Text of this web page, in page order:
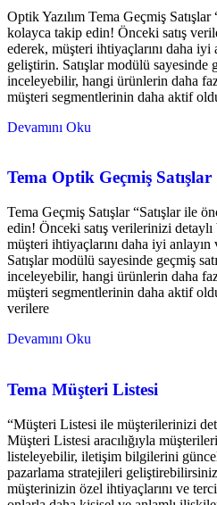
Optik Yazılım Tema Geçmiş Satışlar
kolayca takip edin! Önceki satış
ederek, müşteri ihtiyaçlarını daha iyi
geliştirin. Satışlar modülü sayesinde
inceleyebilir, hangi ürünlerin daha
müşteri segmentlerinin daha aktif
Devamını Oku
Tema Optik Geçmiş Satışlar
Tema Geçmiş Satışlar “Satışlar ile
edin! Önceki satış verilerinizi
müşteri ihtiyaçlarını daha iyi
Satışlar modülü sayesinde geçmiş
inceleyebilir, hangi ürünlerin daha
müşteri segmentlerinin daha aktif
verilere
Devamını Oku
Tema Müşteri Listesi
“Müşteri Listesi ile müşterilerinizi
Müşteri Listesi aracılığıyla
listeleyebilir, iletişim bilgilerini
pazarlama stratejileri
müşterinizin özel ihtiyaçlarını ve